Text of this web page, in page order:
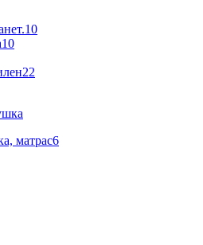
10
10
22
матрас6